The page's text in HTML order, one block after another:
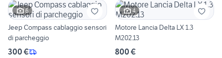
6
Jeep Compass cablaggio sensori
di parcheggio
300 €
4
Motore Lancia Delta LX 1.3
M202.13
800 €